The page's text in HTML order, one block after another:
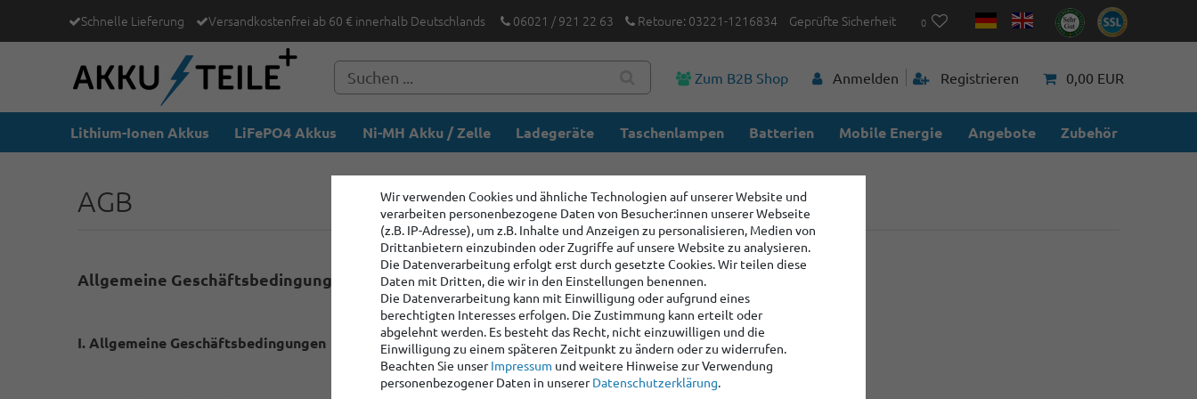
Schnelle Lieferung Versandkostenfrei ab 60 € innerhalb Deutschlands 06021 / 921 22 63 Retoure: 03221-1216834 Geprüfte Sicherheit 0
Zum B2B Shop Anmelden Registrieren 0,00 EUR
Lithium-Ionen Akkus LiFePO4 Akkus Ni-MH Akku / Zelle Ladegeräte Taschenlampen Batterien Mobile Energie Angebote Zubehör
AGB
Allgemeine Geschäftsbedingungen und Kundeninformationen
I. Allgemeine Geschäftsbedingungen
Wir verwenden Cookies und ähnliche Technologien auf unserer Website und
verarbeiten personenbezogene Daten von Besucher:innen unserer Webseite
(z.B. IP-Adresse), um z.B. Inhalte und Anzeigen zu personalisieren, Medien von
Drittanbietern einzubinden oder Zugriffe auf unsere Website zu analysieren.
Die Datenverarbeitung erfolgt erst durch gesetzte Cookies. Wir teilen diese
Daten mit Dritten, die wir in den Einstellungen benennen.
Die Datenverarbeitung kann mit Einwilligung oder aufgrund eines
berechtigten Interesses erfolgen. Die Zustimmung kann erteilt oder
abgelehnt werden. Es besteht das Recht, nicht einzuwilligen und die
Einwilligung zu einem späteren Zeitpunkt zu ändern oder zu widerrufen.
Beachten Sie unserImpressum und weitere Hinweise zur Verwendung
personenbezogener Daten in unsererDaten­schutz­erklärung.